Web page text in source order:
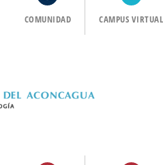
COMUNIDAD CAMPUS VIRTUAL